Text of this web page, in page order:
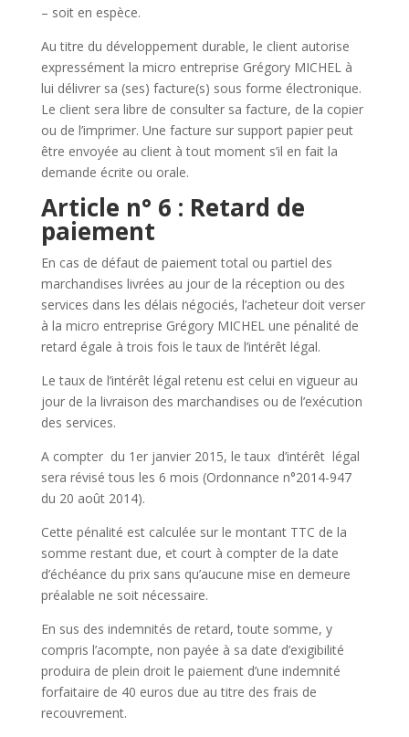
– soit en espèce.
Au titre du développement durable, le client autorise
expressément la micro entreprise Grégory MICHEL à
lui délivrer sa (ses) facture(s) sous forme électronique.
Le client sera libre de consulter sa facture, de la copier
ou de l’imprimer. Une facture sur support papier peut
être envoyée au client à tout moment s’il en fait la
demande écrite ou orale.
Article n° 6 : Retard de
paiement
En cas de défaut de paiement total ou partiel des
marchandises livrées au jour de la réception ou des
services dans les délais négociés, l’acheteur doit verser
à la micro entreprise Grégory MICHEL une pénalité de
retard égale à trois fois le taux de l’intérêt légal.
Le taux de l’intérêt légal retenu est celui en vigueur au
jour de la livraison des marchandises ou de l’exécution
des services.
A compter du 1er janvier 2015, le taux d’intérêt légal
sera révisé tous les 6 mois (Ordonnance n°2014-947
du 20 août 2014).
Cette pénalité est calculée sur le montant TTC de la
somme restant due, et court à compter de la date
d’échéance du prix sans qu’aucune mise en demeure
préalable ne soit nécessaire.
En sus des indemnités de retard, toute somme, y
compris l’acompte, non payée à sa date d’exigibilité
produira de plein droit le paiement d’une indemnité
forfaitaire de 40 euros due au titre des frais de
recouvrement.